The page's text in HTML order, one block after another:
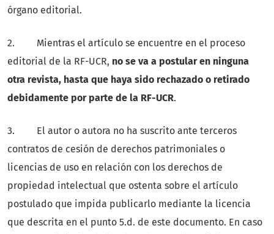
órgano editorial.
2. Mientras el artículo se encuentre en el proceso
editorial de la RF-UCR, no se va a postular en ninguna
otra revista, hasta que haya sido rechazado o retirado
debidamente por parte de la RF-UCR.
3. El autor o autora no ha suscrito ante terceros
contratos de cesión de derechos patrimoniales o
licencias de uso en relación con los derechos de
propiedad intelectual que ostenta sobre el artículo
postulado que impida publicarlo mediante la licencia
que descrita en el punto 5.d. de este documento. En caso